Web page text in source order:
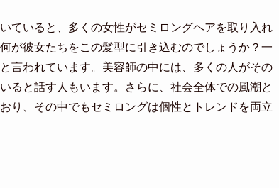
ていると、多くの女性がセミロングヘアを取り入れ
が彼女たちをこの髪型に引き込むのでしょうか？一
言われています。美容師の中には、多くの人がその
ると話す人もいます。さらに、社会全体での風潮と
り、その中でもセミロングは個性とトレンドを両立